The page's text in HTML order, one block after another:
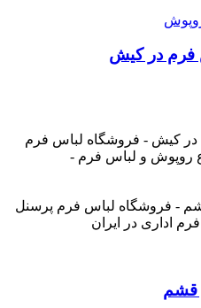
فرم در کیش
کیش - فروشگاه لباس فرم
روپوش و لباس فرم -
قشم